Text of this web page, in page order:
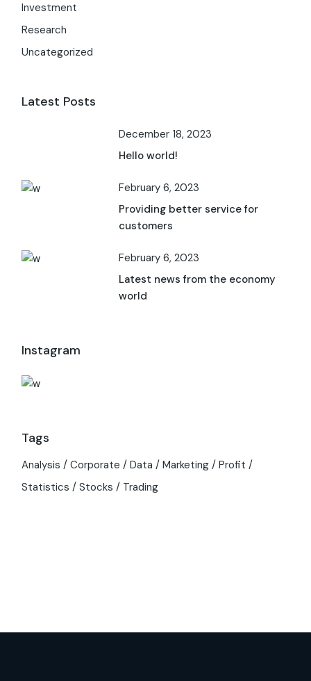
Investment
Research
Uncategorized
Latest Posts
December 18, 2023
Hello world!
February 6, 2023
Providing better service for
customers
February 6, 2023
Latest news from the economy
world
Instagram
Tags
Analysis Corporate Data Marketing
Profit
Statistics
Stocks Trading